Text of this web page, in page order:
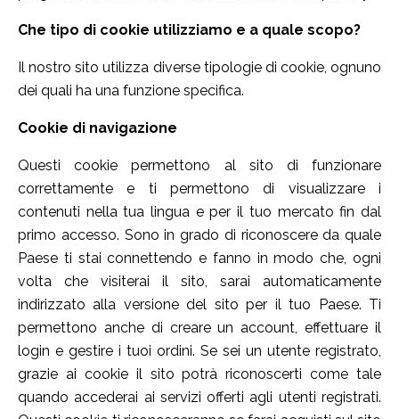
Che tipo di cookie utilizziamo e a quale scopo?
Il nostro sito utilizza diverse tipologie di cookie, ognuno
dei quali ha una funzione specifica.
Cookie di navigazione
Questi cookie permettono al sito di funzionare
correttamente e ti permettono di visualizzare i
contenuti nella tua lingua e per il tuo mercato fin dal
primo accesso. Sono in grado di riconoscere da quale
Paese ti stai connettendo e fanno in modo che, ogni
volta che visiterai il sito, sarai automaticamente
indirizzato alla versione del sito per il tuo Paese. Ti
permettono anche di creare un account, effettuare il
login e gestire i tuoi ordini. Se sei un utente registrato,
grazie ai cookie il sito potrà riconoscerti come tale
quando accederai ai servizi offerti agli utenti registrati.